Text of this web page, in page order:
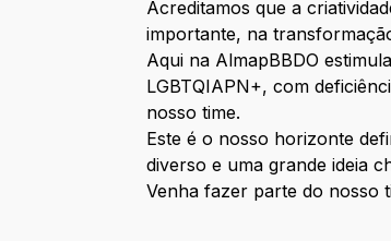
Acreditamos que a
importante, na
Aqui na AlmapBBDO
LGBTQIAPN+, com
nosso time.
Este é o nosso horizonte
diverso e uma grande ideia
Venha fazer parte do nosso